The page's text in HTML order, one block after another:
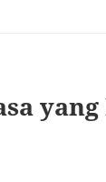
yang